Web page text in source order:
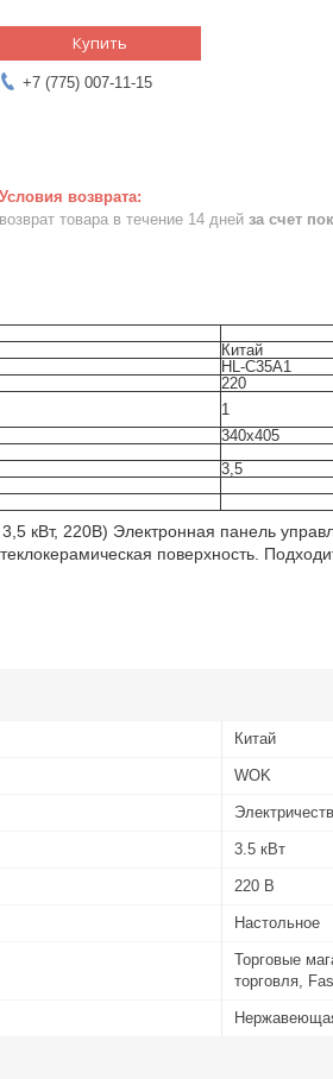
Купить
+7 (775) 007-11-15
возврат товара в течение 14 дней за счет
Китай
HL-C35A1
220
1
340х405
3,5
кВт, 220В) Электронная панель
поверхность.
Китай
WOK
3.5 кВт
220 В
Настольное
Торговые
торговля,